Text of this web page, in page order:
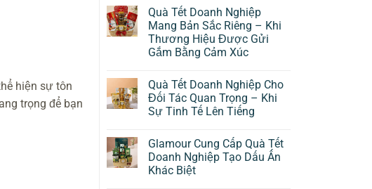
hiện sự tôn
trọng để bạn
Quà Tết Doanh Nghiệp
Mang Bản Sắc Riêng – Khi
Thương Hiệu Được Gửi
Gắm Bằng Cảm Xúc
Quà Tết Doanh Nghiệp Cho
Đối Tác Quan Trọng – Khi
Sự Tinh Tế Lên Tiếng
Glamour Cung Cấp Quà Tết
Doanh Nghiệp Tạo Dấu Ấn
Khác Biệt